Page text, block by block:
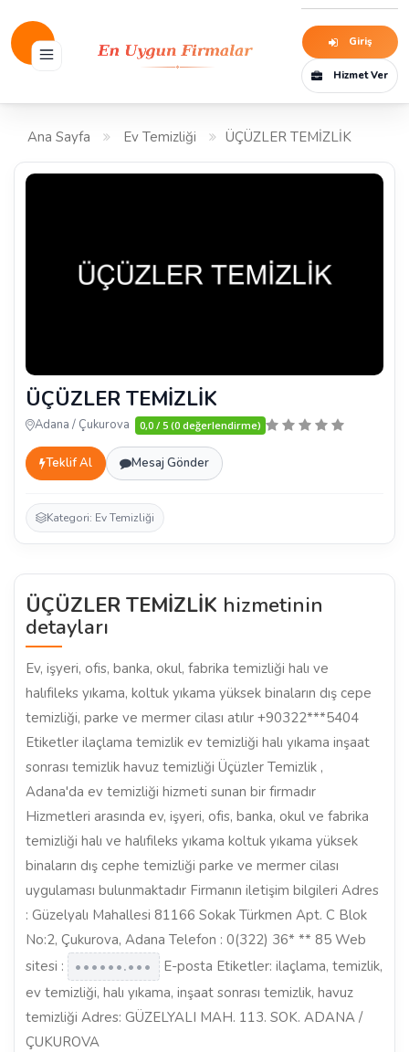
Giriş
Hizmet Ver
Ana Sayfa Ev Temizliği ÜÇÜZLER TEMİZLİK
ÜÇÜZLER TEMİZLİK
Adana / Çukurova 0,0 / 5 (0 değerlendirme)
Teklif Al Mesaj Gönder
Kategori: Ev Temizliği
ÜÇÜZLER TEMİZLİK hizmetinin
detayları
Ev, işyeri, ofis, banka, okul, fabrika temizliği halı ve
halıfileks yıkama, koltuk yıkama yüksek binaların dış cepe
temizliği, parke ve mermer cilası atılır +90322***5404
Etiketler ilaçlama temizlik ev temizliği halı yıkama inşaat
sonrası temizlik havuz temizliği Üçüzler Temizlik ,
Adana'da ev temizliği hizmeti sunan bir firmadır
Hizmetleri arasında ev, işyeri, ofis, banka, okul ve fabrika
temizliği halı ve halıfileks yıkama koltuk yıkama yüksek
binaların dış cephe temizliği parke ve mermer cilası
uygulaması bulunmaktadır Firmanın iletişim bilgileri Adres
: Güzelyalı Mahallesi 81166 Sokak Türkmen Apt. C Blok
No:2, Çukurova, Adana Telefon : 0(322) 36* ** 85 Web
sitesi :
••••••.•••
E-posta Etiketler: ilaçlama, temizlik,
ev temizliği, halı yıkama, inşaat sonrası temizlik, havuz
temizliği Adres: GÜZELYALI MAH. 113. SOK. ADANA /
ÇUKUROVA